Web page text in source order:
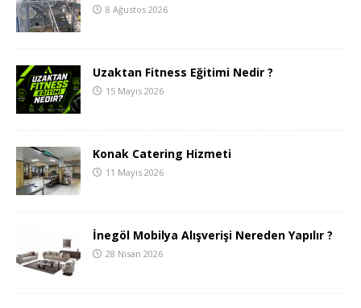
8 Ağustos 2026
Uzaktan Fitness Eğitimi Nedir ?
15 Mayıs 2026
Konak Catering Hizmeti
11 Mayıs 2026
İnegöl Mobilya Alışverişi Nereden Yapılır ?
28 Nisan 2026